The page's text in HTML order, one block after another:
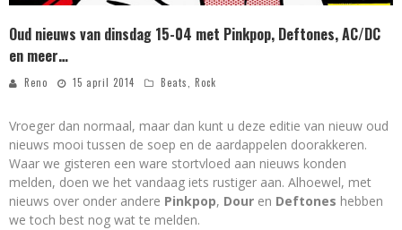
Oud nieuws van dinsdag 15-04 met Pinkpop, Deftones, AC/DC
en meer…
Reno 15 april 2014 Beats, Rock
Vroeger dan normaal, maar dan kunt u deze editie van nieuw oud
nieuws mooi tussen de soep en de aardappelen doorakkeren.
Waar we gisteren een ware stortvloed aan nieuws konden
melden, doen we het vandaag iets rustiger aan. Alhoewel, met
nieuws over onder andere Pinkpop, Dour en Deftones hebben
we toch best nog wat te melden.